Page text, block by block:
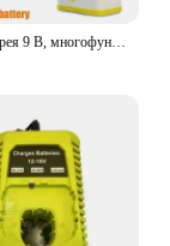
Литиевая батарея 9 В, многофункциональная 19900 мАч, USB-аккумуляторная батарея, маленькие батареи 9 В, высокопроизводительные батареи для металла